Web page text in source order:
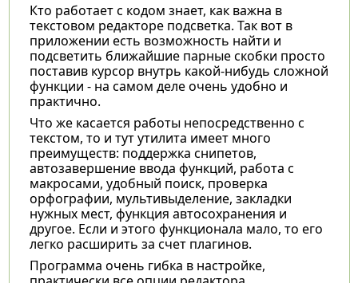
Кто работает с кодом знает, как важна в
текстовом редакторе подсветка. Так вот в
приложении есть возможность найти и
подсветить ближайшие парные скобки просто
поставив курсор внутрь какой-нибудь сложной
функции - на самом деле очень удобно и
практично.
Что же касается работы непосредственно с
текстом, то и тут утилита имеет много
преимуществ: поддержка снипетов,
автозавершение ввода функций, работа с
макросами, удобный поиск, проверка
орфографии, мультивыделение, закладки
нужных мест, функция автосохранения и
другое. Если и этого функционала мало, то его
легко расширить за счет плагинов.
Программа очень гибка в настройке,